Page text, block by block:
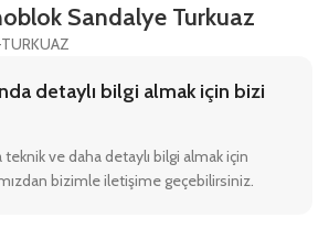
Sandalye Turkuaz
detaylı bilgi almak için bizi
teknik ve daha detaylı bilgi almak için
bizimle iletişime geçebilirsiniz.